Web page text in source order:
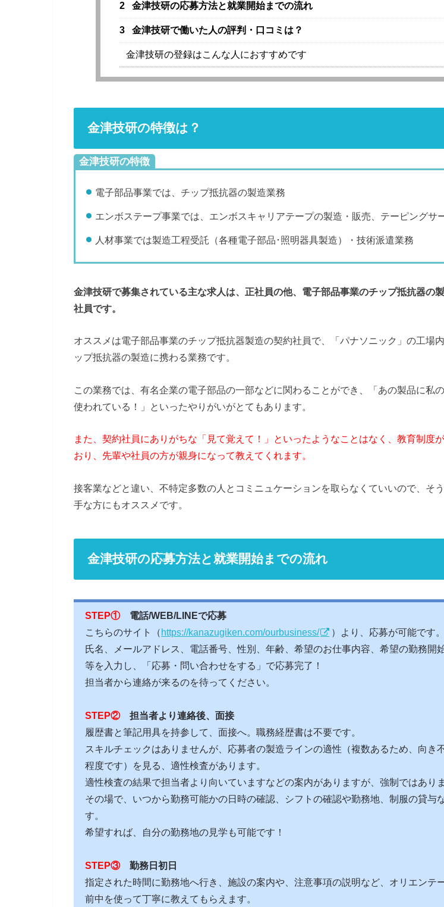
2 金津技研の応募方法と就業開始までの流れ
3 金津技研で働いた人の評判・口コミは？
金津技研の登録はこんな人におすすめです
金津技研の特徴は？
金津技研の特徴
電子部品事業では、チップ抵抗器の製造業務
エンボステープ事業では、エンボスキャリアテープの製造・販売、テーピングサ
人材事業では製造工程受託（各種電子部品･照明器具製造）・技術派遣業務
金津技研で募集されている主な求人は、正社員の他、電子部品事業のチップ抵抗器の
社員です。
オススメは電子部品事業のチップ抵抗器製造の契約社員で、「パナソニック」の工場
ップ抵抗器の製造に携わる業務です。
この業務では、有名企業の電子部品の一部などに関わることができ、「あの製品に私
使われている！」といったやりがいがとてもあります。
また、契約社員にありがちな「見て覚えて！」といったようなことはなく、教育制度
おり、先輩や社員の方が親身になって教えてくれます。
接客業などと違い、不特定多数の人とコミニュケーションを取らなくていいので、そ
手な方にもオススメです。
金津技研の応募方法と就業開始までの流れ
STEP①電話/WEB/LINEで応募
こちらのサイト（https://kanazugiken.com/ourbusiness/
）より、応募が可能です。
氏名、メールアドレス、電話番号、性別、年齢、希望のお仕事内容、希望の勤務開
等を入力し、「応募・問い合わせをする」で応募完了！
担当者から連絡が来るのを待ってください。
STEP②担当者より連絡後、面接
履歴書と筆記用具を持参して、面接へ。職務経歴書は不要です。
スキルチェックはありませんが、応募者の製造ラインの適性（複数あるため、向き
程度です）を見る、適性検査があります。
適性検査の結果で担当者より向いていますなどの案内がありますが、強制ではありま
その場で、いつから勤務可能かの日時の確認、シフトの確認や勤務地、制服の貸与
す。
希望すれば、自分の勤務地の見学も可能です！
STEP③勤務日初日
指定された時間に勤務地へ行き、施設の案内や、注意事項の説明など、オリエンテ
前中を使って丁寧に教えてもらえます。